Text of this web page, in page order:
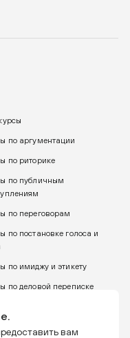
вам
по аргументации
по риторике
по публичным
по переговорам
по постановке голоса и
по имиджу и этикету
по деловой переписке